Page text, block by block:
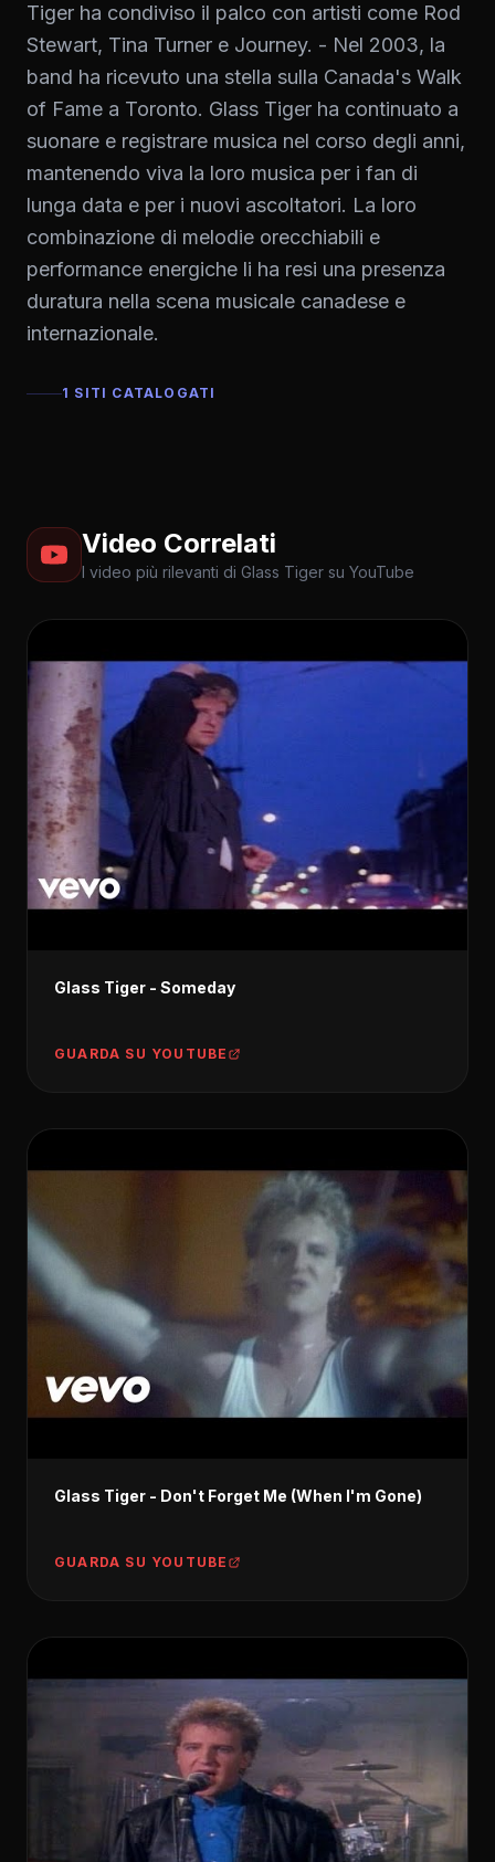
Tiger ha condiviso il palco con artisti come Rod
Stewart, Tina Turner e Journey. - Nel 2003, la
band ha ricevuto una stella sulla Canada's Walk
of Fame a Toronto. Glass Tiger ha continuato a
suonare e registrare musica nel corso degli anni,
mantenendo viva la loro musica per i fan di
lunga data e per i nuovi ascoltatori. La loro
combinazione di melodie orecchiabili e
performance energiche li ha resi una presenza
duratura nella scena musicale canadese e
internazionale.
1 SITI CATALOGATI
Video Correlati
I video più rilevanti di Glass Tiger su YouTube
Glass Tiger - Someday
GUARDA SU YOUTUBE
Glass Tiger - Don't Forget Me (When I'm Gone)
GUARDA SU YOUTUBE